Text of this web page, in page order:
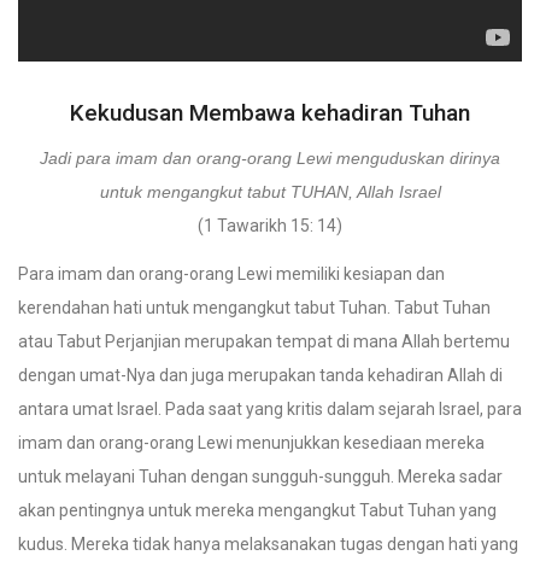
Kekudusan Membawa kehadiran Tuhan
Jadi para imam dan orang-orang Lewi menguduskan dirinya
untuk mengangkut tabut TUHAN, Allah Israel
(1 Tawarikh 15: 14)
Para imam dan orang-orang Lewi memiliki kesiapan dan
kerendahan hati untuk mengangkut tabut Tuhan. Tabut Tuhan
atau Tabut Perjanjian merupakan tempat di mana Allah bertemu
dengan umat-Nya dan juga merupakan tanda kehadiran Allah di
antara umat Israel. Pada saat yang kritis dalam sejarah Israel, para
imam dan orang-orang Lewi menunjukkan kesediaan mereka
untuk melayani Tuhan dengan sungguh-sungguh. Mereka sadar
akan pentingnya untuk mereka mengangkut Tabut Tuhan yang
kudus. Mereka tidak hanya melaksanakan tugas dengan hati yang